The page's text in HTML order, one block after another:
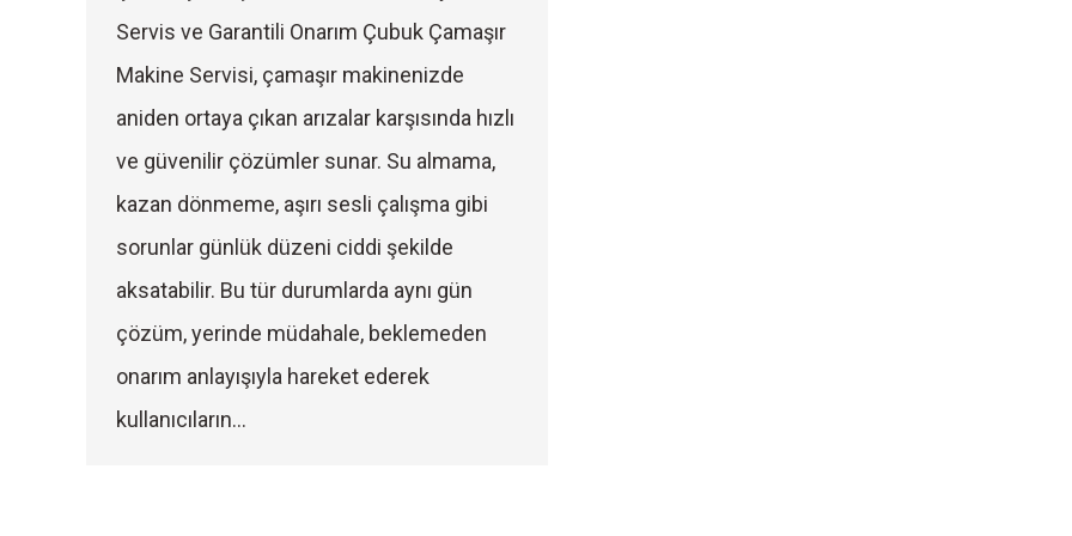
Servis ve Garantili Onarım Çubuk Çamaşır
Makine Servisi, çamaşır makinenizde
aniden ortaya çıkan arızalar karşısında hızlı
ve güvenilir çözümler sunar. Su almama,
kazan dönmeme, aşırı sesli çalışma gibi
sorunlar günlük düzeni ciddi şekilde
aksatabilir. Bu tür durumlarda aynı gün
çözüm, yerinde müdahale, beklemeden
onarım anlayışıyla hareket ederek
kullanıcıların…